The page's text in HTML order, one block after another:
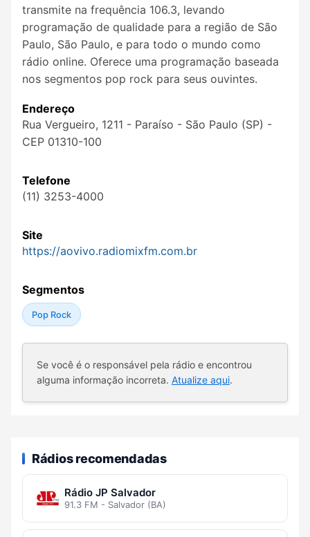
transmite na frequência 106.3, levando
programação de qualidade para a região de São
Paulo, São Paulo, e para todo o mundo como
rádio online. Oferece uma programação baseada
nos segmentos pop rock para seus ouvintes.
Endereço
Rua Vergueiro, 1211 - Paraíso - São Paulo (SP) -
CEP 01310-100
Telefone
(11) 3253-4000
Site
https://aovivo.radiomixfm.com.br
Segmentos
Pop Rock
Se você é o responsável pela rádio e encontrou
alguma informação incorreta. Atualize aqui.
Rádios recomendadas
Rádio JP Salvador
91.3 FM - Salvador (BA)